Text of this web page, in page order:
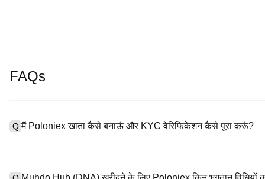
FAQs
Q मैं Poloniex खाता कैसे बनाऊं और KYC वेरिफिकेशन कैसे पूरा करूं?